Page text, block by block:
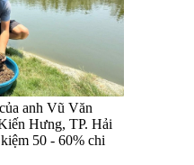
anh Vũ Văn
Hưng, TP. Hải
50 - 60% chi